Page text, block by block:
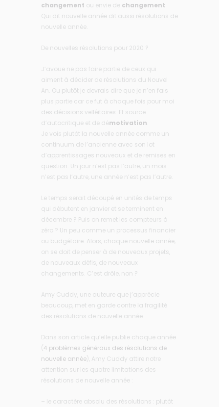
changement ou envie de changement
Qui dit nouvelle année dit aussi résolutions de
nouvelle année.
De nouvelles résolutions pour 2020 ?
J’avoue ne pas faire partie de ceux qui
aiment à décider de résolutions du Nouvel
An. Ou plutôt je devrais dire que je n’en fais
plus partie car ce fut à chaque fois pour moi
des décisions velléitaires. Et source
d’autocritique et de démotivation
Je vois plutôt la nouvelle année comme un
continuum de l’ancienne avec son lot
d’apprentissages nouveaux et de remises en
question. Un jour n’est pas l’autre, un mois
n’est pas l’autre, une année n’est pas l’autre.
Le temps serait découpé en unités de temps
qui débutent en janvier et se terminent en
décembre ? Puis on remet les compteurs à
zéro ? Un peu comme un processus financier
ou budgétaire. Alors, chaque nouvelle année,
on se doit de penser à de nouveaux projets,
de nouveaux défis, de nouveaux
changements. C’est drôle, non ?
Amy Cuddy, une auteure que j’apprécie
beaucoup, met en garde contre la fragilité
des résolutions de nouvelle année.
Dans son article qu’elle publie chaque année
(4 problèmes généraux des résolutions de
nouvelle année), Amy Cuddy attire notre
attention sur les quatre limitations des
résolutions de nouvelle année :
– le caractère absolu des résolutions : plutôt